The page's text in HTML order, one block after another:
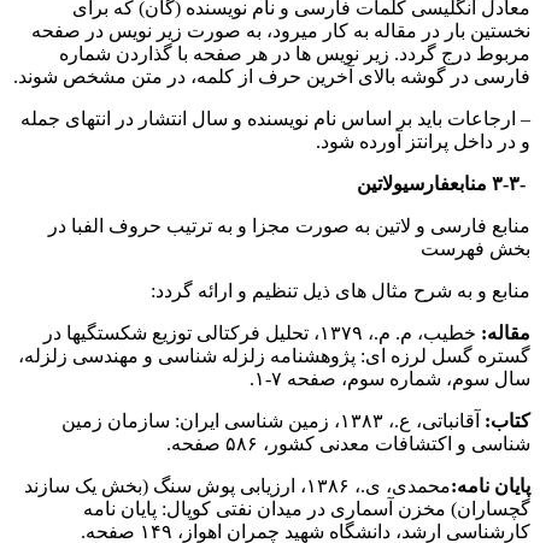
معادل انگلیسی کلمات فارسی و نام نویسنده (گان) که برای
نخستین بار در مقاله به کار میرود، به صورت زیر نویس در صفحه
مربوط درج گردد. زیر نویس ها در هر صفحه با گذاردن شماره
فارسی در گوشه بالای آخرین حرف از کلمه، در متن مشخص شوند.
– ارجاعات باید بر اساس نام نویسنده و سال انتشار در انتهای جمله
و در داخل پرانتز آورده شود.
-۳-۳ منابعفارسیولاتین
منابع فارسی و لاتین به صورت مجزا و به ترتیب حروف الفبا در
بخش فهرست
منابع و به شرح مثال های ذیل تنظیم و ارائه گردد:
مقاله:
خطیب، م. م.، ۱۳۷۹، تحلیل فرکتالی توزیع شکستگیها در
گستره گسل لرزه ای: پژوهشنامه زلزله شناسی و مهندسی زلزله،
سال سوم، شماره سوم، صفحه ۷-۱.
کتاب:
آقانباتی، ع.، ۱۳۸۳، زمین شناسی ایران: سازمان زمین
شناسی و اکتشافات معدنی کشور، ۵۸۶ صفحه.
پایان نامه:
محمدی، ی.، ۱۳۸۶، ارزیابی پوش سنگ (بخش یک سازند
گچساران) مخزن آسماری در میدان نفتی کوپال: پایان نامه
کارشناسی ارشد، دانشگاه شهید چمران اهواز، ۱۴۹ صفحه.